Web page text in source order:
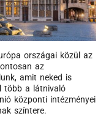
országai közül az
az
amit neked is
több a látnivaló
központi intézményei
színtere.